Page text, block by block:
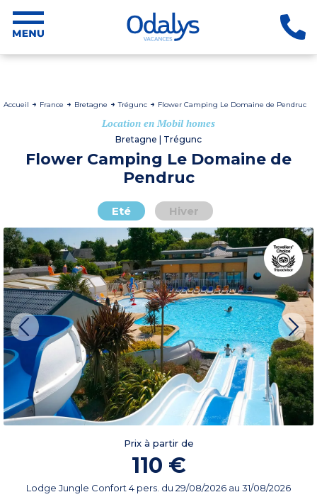
Accueil France Bretagne Trégunc Flower Camping Le Domaine de Pendruc
Location en Mobil homes
Bretagne | Trégunc
Flower Camping Le Domaine de
Pendruc
Eté Hiver
Prix à partir de
110 €
Lodge Jungle Confort 4 pers. du 29/08/2026 au 31/08/2026